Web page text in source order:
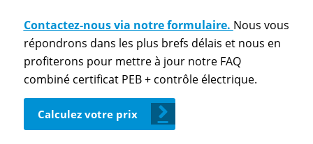
Contactez-nous via notre formulaire. Nous vous
répondrons dans les plus brefs délais et nous en
profiterons pour mettre à jour notre FAQ
combiné certificat PEB + contrôle électrique.
Calculez votre prix